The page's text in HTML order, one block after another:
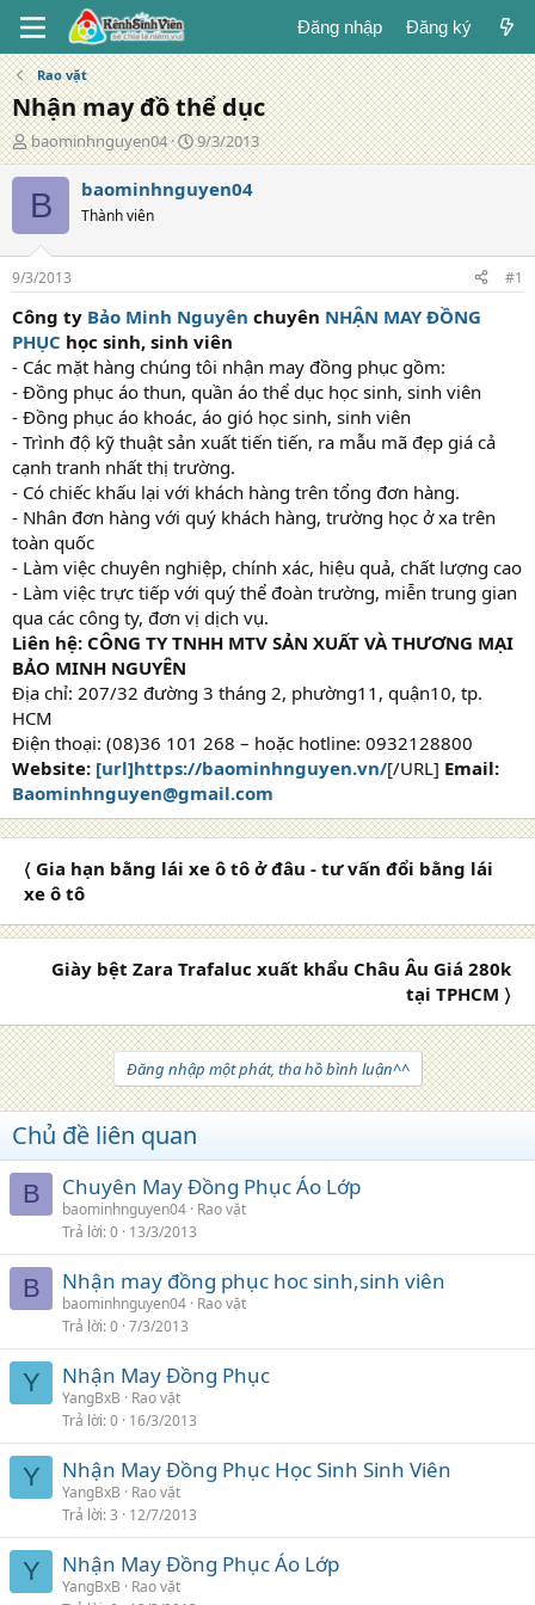
Đăng nhập Đăng ký
Rao vặt
Nhận may đồ thể dục
T
á
c
g
ả
baominhnguyen04
N
g
à
y
g
9/3/2013
B baominhnguyen04
Thành viên
9/3/2013 #1
Công ty Bảo Minh Nguyên chuyên NHẬN MAY ĐỒNG
PHỤC học sinh, sinh viên
- Các mặt hàng chúng tôi nhận may đồng phục gồm:
- Đồng phục áo thun, quần áo thể dục học sinh, sinh viên
- Đồng phục áo khoác, áo gió học sinh, sinh viên
- Trình độ kỹ thuật sản xuất tiến tiến, ra mẫu mã đẹp giá cả
cạnh tranh nhất thị trường.
- Có chiếc khấu lại với khách hàng trên tổng đơn hàng.
- Nhân đơn hàng với quý khách hàng, trường học ở xa trên
toàn quốc
- Làm việc chuyên nghiệp, chính xác, hiệu quả, chất lượng cao
- Làm việc trực tiếp với quý thể đoàn trường, miễn trung gian
qua các công ty, đơn vị dịch vụ.
Liên hệ: CÔNG TY TNHH MTV SẢN XUẤT VÀ THƯƠNG MẠI
BẢO MINH NGUYÊN
Địa chỉ: 207/32 đường 3 tháng 2, phường11, quận10, tp.
HCM
Điện thoại: (08)36 101 268 – hoặc hotline: 0932128800
Website: [url]https://baominhnguyen.vn/[/URL] Email:
Baominhnguyen@gmail.com
〈 Gia hạn bằng lái xe ô tô ở đâu - tư vấn đổi bằng lái
xe ô tô
Giày bệt Zara Trafaluc xuất khẩu Châu Âu Giá 280k
tại TPHCM 〉
Đăng nhập một phát, tha hồ bình luận^^
Chủ đề liên quan
B Chuyên May Đồng Phục Áo Lớp
baominhnguyen04 Rao vặt
Trả lời 0 13/3/2013
B Nhận may đồng phục hoc sinh,sinh viên
baominhnguyen04 Rao vặt
Trả lời 0 7/3/2013
Y Nhận May Đồng Phục
YangBxB
Rao vặt
Trả lời 0 16/3/2013
Y Nhận May Đồng Phục Học Sinh Sinh Viên
YangBxB
Rao vặt
Trả lời 3 12/7/2013
Y Nhận May Đồng Phục Áo Lớp
YangBxB
Rao vặt